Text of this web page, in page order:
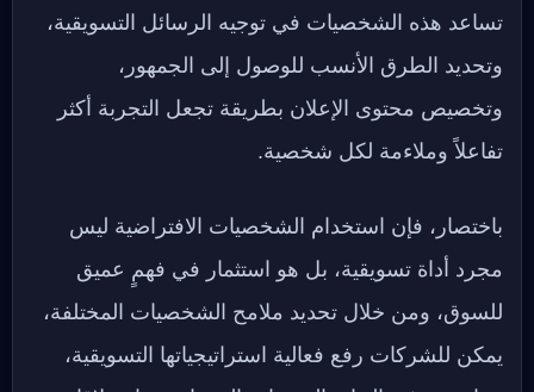
تساعد هذه الشخصيات في توجيه الرسائل التسويقية،
وتحديد الطرق الأنسب للوصول إلى الجمهور،
وتخصيص محتوى الإعلان بطريقة تجعل التجربة أكثر
تفاعلاً وملاءمة لكل شخصية.
باختصار، فإن استخدام الشخصيات الافتراضية ليس
مجرد أداة تسويقية، بل هو استثمار في فهمٍ عميق
للسوق، ومن خلال تحديد ملامح الشخصيات المختلفة،
يمكن للشركات رفع فعالية استراتيجياتها التسويقية،